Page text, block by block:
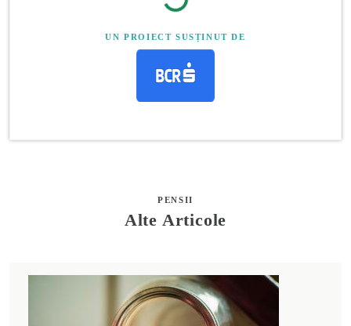
UN PROIECT SUSȚINUT DE
PENSII
Alte Articole